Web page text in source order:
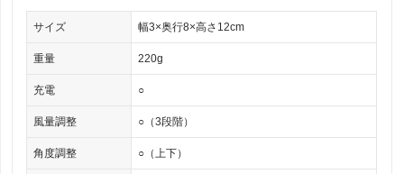
サイズ 幅3×奥行8×高さ12cm
重量 220g
充電 ○
風量調整 ○（3段階）
角度調整 ○（上下）